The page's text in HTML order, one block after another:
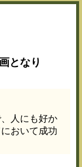
となり
人にも好か
おいて成功